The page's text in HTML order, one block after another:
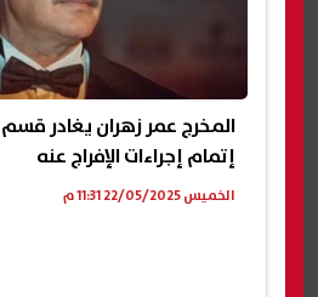
المخرج عمر زهران يغادر
إتمام إجراءات الإفراج عنه
الخميس 22/05/2025 11:31 م